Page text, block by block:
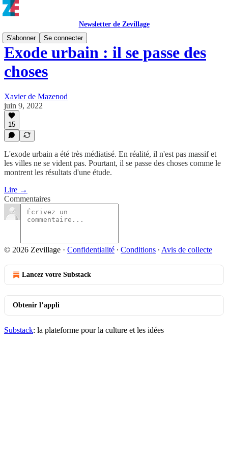
Newsletter de Zevillage
S'abonner
Se connecter
Exode urbain : il se passe des
choses
Xavier de Mazenod
juin 9, 2022
15
L'exode urbain a été très médiatisé. En réalité, il n'est pas massif et
les villes ne se vident pas. Pourtant, il se passe des choses comme le
montrent les résultats d'une étude.
Lire →
Commentaires
© 2026 Zevillage · Confidentialité ∙ Conditions ∙ Avis de collecte
Lancez votre Substack
Obtenir l’appli
Substack: la plateforme pour la culture et les idées